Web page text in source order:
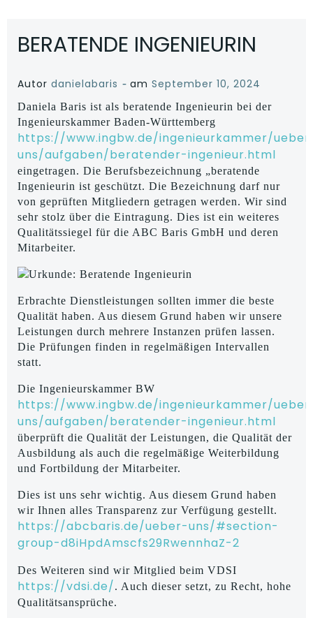
BERATENDE INGENIEURIN
Autor danielabaris - am September 10, 2024
Daniela Baris ist als beratende Ingenieurin bei der
Ingenieurskammer Baden-Württemberg
https://www.ingbw.de/ingenieurkammer/
uns/aufgaben/beratender-ingenieur.html
eingetragen. Die Berufsbezeichnung „beratende
Ingenieurin ist geschützt. Die Bezeichnung darf nur
von geprüften Mitgliedern getragen werden. Wir sind
sehr stolz über die Eintragung. Dies ist ein weiteres
Qualitätssiegel für die ABC Baris GmbH und deren
Mitarbeiter.
Erbrachte Dienstleistungen sollten immer die beste
Qualität haben. Aus diesem Grund haben wir unsere
Leistungen durch mehrere Instanzen prüfen lassen.
Die Prüfungen finden in regelmäßigen Intervallen
statt.
Die Ingenieurskammer BW
https://www.ingbw.de/ingenieurkammer/
uns/aufgaben/beratender-ingenieur.html
überprüft die Qualität der Leistungen, die Qualität der
Ausbildung als auch die regelmäßige Weiterbildung
und Fortbildung der Mitarbeiter.
Dies ist uns sehr wichtig. Aus diesem Grund haben
wir Ihnen alles Transparenz zur Verfügung gestellt.
https://abcbaris.de/ueber-uns/#section-
group-d8iHpdAmscfs29RwennhaZ-2
Des Weiteren sind wir Mitglied beim VDSI
https://vdsi.de/. Auch dieser setzt, zu Recht, hohe
Qualitätsansprüche.